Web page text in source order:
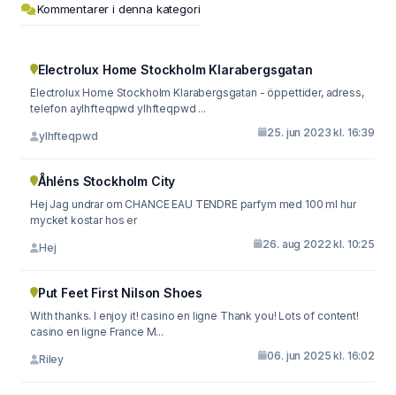
Kommentarer i denna kategori
Electrolux Home Stockholm Klarabergsgatan
Electrolux Home Stockholm Klarabergsgatan - öppettider, adress,
telefon aylhfteqpwd ylhfteqpwd ...
ylhfteqpwd 25. jun 2023 kl. 16:39
Åhléns Stockholm City
Hej Jag undrar om CHANCE EAU TENDRE parfym med 100 ml hur
mycket kostar hos er
Hej 26. aug 2022 kl. 10:25
Put Feet First Nilson Shoes
With thanks. I enjoy it! casino en ligne Thank you! Lots of content!
casino en ligne France M...
Riley 06. jun 2025 kl. 16:02